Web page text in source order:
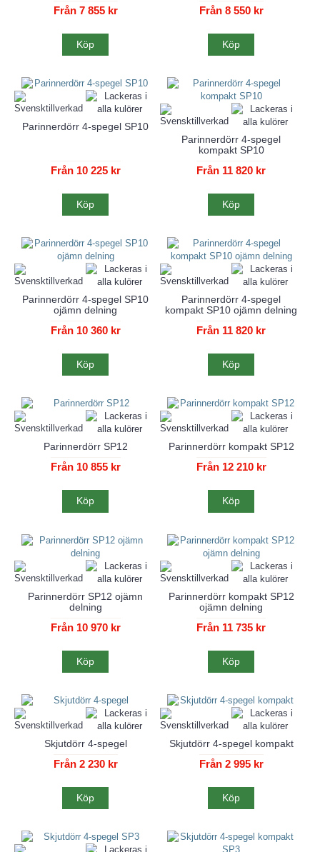
Från 7 855 kr
Köp
Från 8 550 kr
Köp
Parinnerdörr 4-spegel SP10
Från 10 225 kr
Köp
Parinnerdörr 4-spegel
kompakt SP10
Från 11 820 kr
Köp
Parinnerdörr 4-spegel SP10
ojämn delning
Från 10 360 kr
Köp
Parinnerdörr 4-spegel
kompakt SP10 ojämn delning
Från 11 820 kr
Köp
Parinnerdörr SP12
Från 10 855 kr
Köp
Parinnerdörr kompakt SP12
Från 12 210 kr
Köp
Parinnerdörr SP12 ojämn
delning
Från 10 970 kr
Köp
Parinnerdörr kompakt SP12
ojämn delning
Från 11 735 kr
Köp
Skjutdörr 4-spegel
Från 2 230 kr
Köp
Skjutdörr 4-spegel kompakt
Från 2 995 kr
Köp